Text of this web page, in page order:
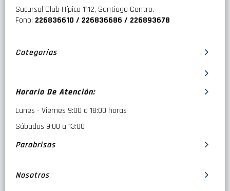
Sucursal Club Hípico 1112, Santiago Centro.
Fono: 226836610 / 226836686 / 226893678
Categorías
Horario De Atención:
Lunes - Viernes 9:00 a 18:00 horas
Sábados 9:00 a 13:00
Parabrisas
Nosotros